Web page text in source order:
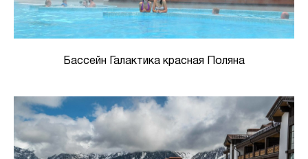
Бассейн Галактика красная Поляна